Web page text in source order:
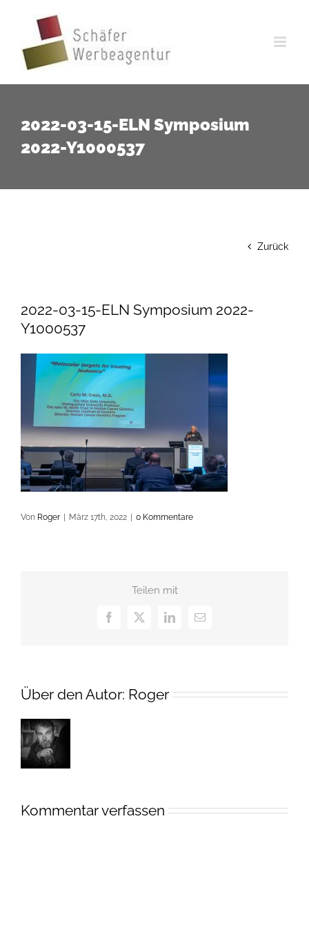
springen
2022-03-15-ELN Symposium
2022-Y1000537
Zurück
2022-03-15-ELN Symposium 2022-
Y1000537
Von Roger März 17th, 2022 0 Kommentare
Teilen mit
Facebook
X LinkedIn
E-
Über den Autor: Roger
Kommentar verfassen